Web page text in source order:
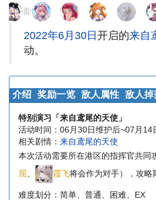
跳
到
跳
到
页面贡献者 :
2022年6月30日 开启的来自
动。
介绍 奖励一览 敌人属性 敌人掉
特别演习「来自鸢尾的天使」
活动时间：06月30日维护后~07月14
相关剧情： 来自鸢尾的天使
本次活动需要所在港区的指挥官共同
屈
霞飞将会作为对手），攻略
难度划分：简单、普通、困难、EX